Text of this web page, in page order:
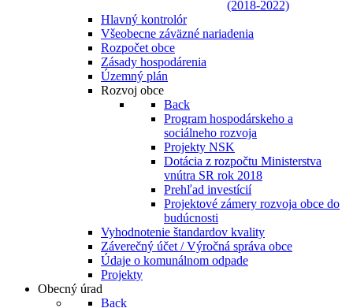
(2018-2022)
Hlavný kontrolór
Všeobecne záväzné nariadenia
Rozpočet obce
Zásady hospodárenia
Územný plán
Rozvoj obce
Back
Program hospodárskeho a
sociálneho rozvoja
Projekty NSK
Dotácia z rozpočtu Ministerstva
vnútra SR rok 2018
Prehľad investícií
Projektové zámery rozvoja obce do
budúcnosti
Vyhodnotenie štandardov kvality
Záverečný účet / Výročná správa obce
Údaje o komunálnom odpade
Projekty
Obecný úrad
Back